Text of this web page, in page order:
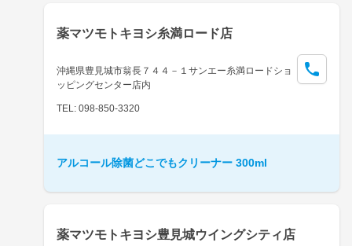
薬マツモトキヨシ糸満ロード店
沖縄県豊見城市翁長７４４－１サンエー糸満ロードショ
ッピングセンター店内
TEL: 098-850-3320
アルコール除菌どこでもクリーナー 300ml
薬マツモトキヨシ豊見城ウイングシティ店